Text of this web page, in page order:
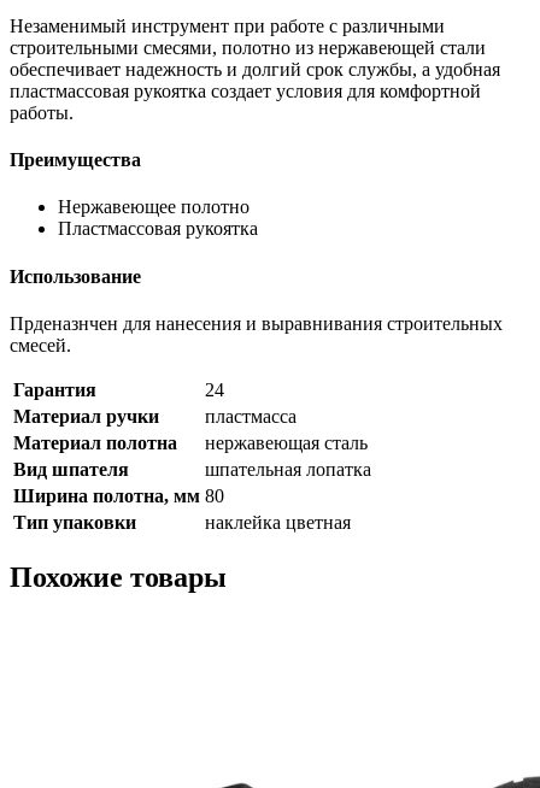
Незаменимый инструмент при работе с различными
строительными смесями, полотно из нержавеющей стали
обеспечивает надежность и долгий срок службы, а удобная
пластмассовая рукоятка создает условия для комфортной
работы.
Преимущества
Нержавеющее полотно
Пластмассовая рукоятка
Использование
Прденазнчен для нанесения и выравнивания строительных
смесей.
Гарантия
24
Материал ручки
пластмасса
Материал полотна
нержавеющая сталь
Вид шпателя
шпательная лопатка
Ширина полотна, мм 80
Тип упаковки
наклейка цветная
Похожие товары